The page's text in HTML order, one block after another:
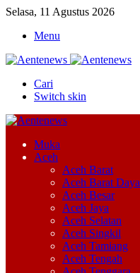
Selasa, 11 Agustus 2026
Menu
Cari
Switch skin
Muka
Aceh
Aceh Barat
Aceh Barat Daya
Aceh Besar
Aceh Jaya
Aceh Selatan
Aceh Singkil
Aceh Tamiang
Aceh Tengah